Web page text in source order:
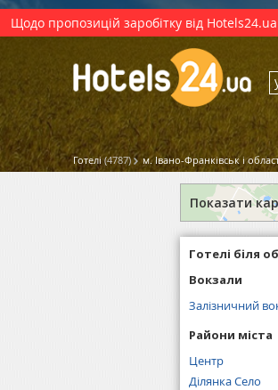
Щодо пропозицій заробітку від
Готелі (4787) м. Івано-Франківськ і
Показати
Готелі біля
Вокзали
Залізничний
Райони міста
Центр
Ділянка Село